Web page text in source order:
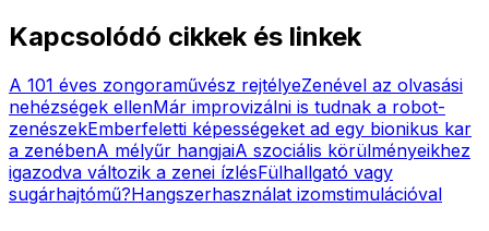
Kapcsolódó cikkek és linkek
A 101 éves zongoraművész rejtélyeZenével az olvasási
nehézségek ellenMár improvizálni is tudnak a robot-
zenészekEmberfeletti képességeket ad egy bionikus kar
a zenébenA mélyűr hangjaiA szociális körülményeikhez
igazodva változik a zenei ízlésFülhallgató vagy
sugárhajtómű?Hangszerhasználat izomstimulációval